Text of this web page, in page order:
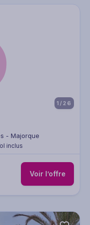
1/26
- Majorque
inclus
Voir l’offre